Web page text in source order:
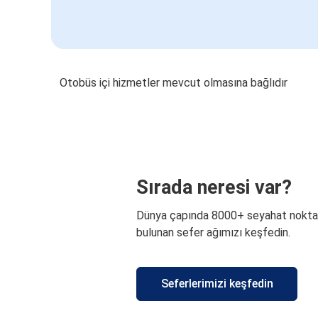
Otobüs içi hizmetler mevcut olmasına bağlıdır
Sırada neresi var?
Dünya çapında 8000+ seyahat
bulunan sefer ağımızı keşfedin.
Seferlerimizi keşfedin